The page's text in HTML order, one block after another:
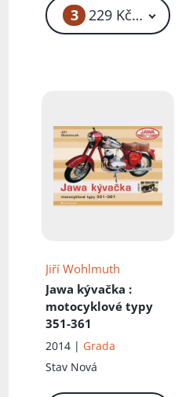
3 229 Kč – 269 Kč
Jiří Wohlmuth
Jawa kývačka :
motocyklové typy
351-361
2014 | Grada
Stav Nová